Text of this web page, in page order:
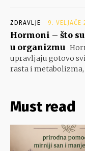
ZDRAVLJE 9. VELJAČE
Hormoni – što
u organizmu
upravljaju gotovo
rasta i metabolizma,
Must read